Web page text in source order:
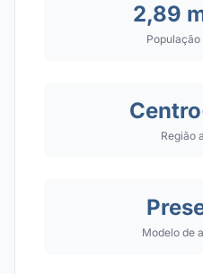
2,89
Região
Modelo de